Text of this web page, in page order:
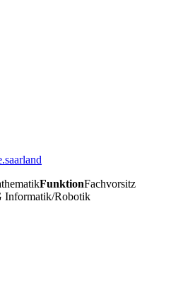
FunktionFachvorsitz
Informatik/Robotik